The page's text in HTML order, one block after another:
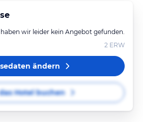
wir leider kein Angebot gefunden.
2 ERW
ändern
Hotel buchen